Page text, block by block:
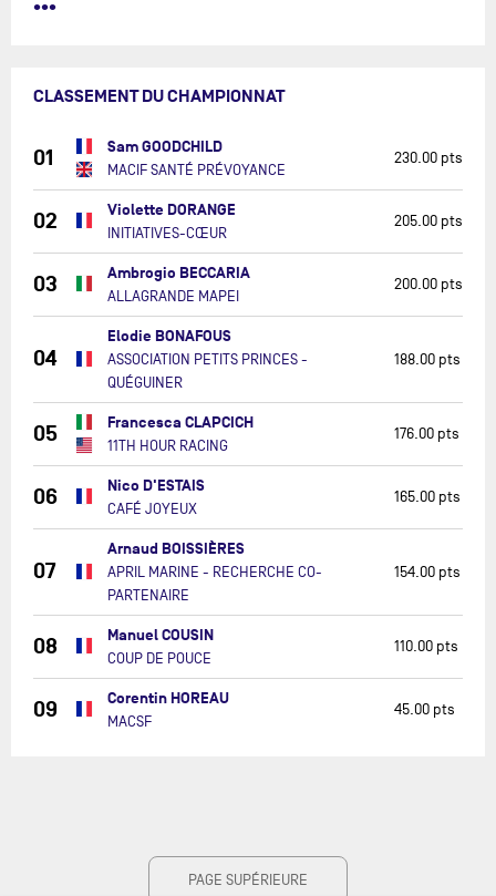
•••
CLASSEMENT DU CHAMPIONNAT
01 Sam GOODCHILD
MACIF SANTÉ PRÉVOYANCE
230.00 pts
02 Violette DORANGE
INITIATIVES-CŒUR
205.00 pts
03 Ambrogio BECCARIA
ALLAGRANDE MAPEI
200.00 pts
04
Elodie BONAFOUS
ASSOCIATION PETITS PRINCES -
QUÉGUINER
188.00 pts
05 Francesca CLAPCICH
11TH HOUR RACING
176.00 pts
06 Nico D'ESTAIS
CAFÉ JOYEUX
165.00 pts
07
Arnaud BOISSIÈRES
APRIL MARINE - RECHERCHE CO-
PARTENAIRE
154.00 pts
08 Manuel COUSIN
COUP DE POUCE
110.00 pts
09 Corentin HOREAU
MACSF
45.00 pts
PAGE SUPÉRIEURE